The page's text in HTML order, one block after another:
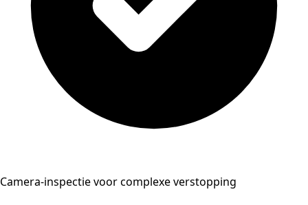
Camera-inspectie voor complexe verstopping